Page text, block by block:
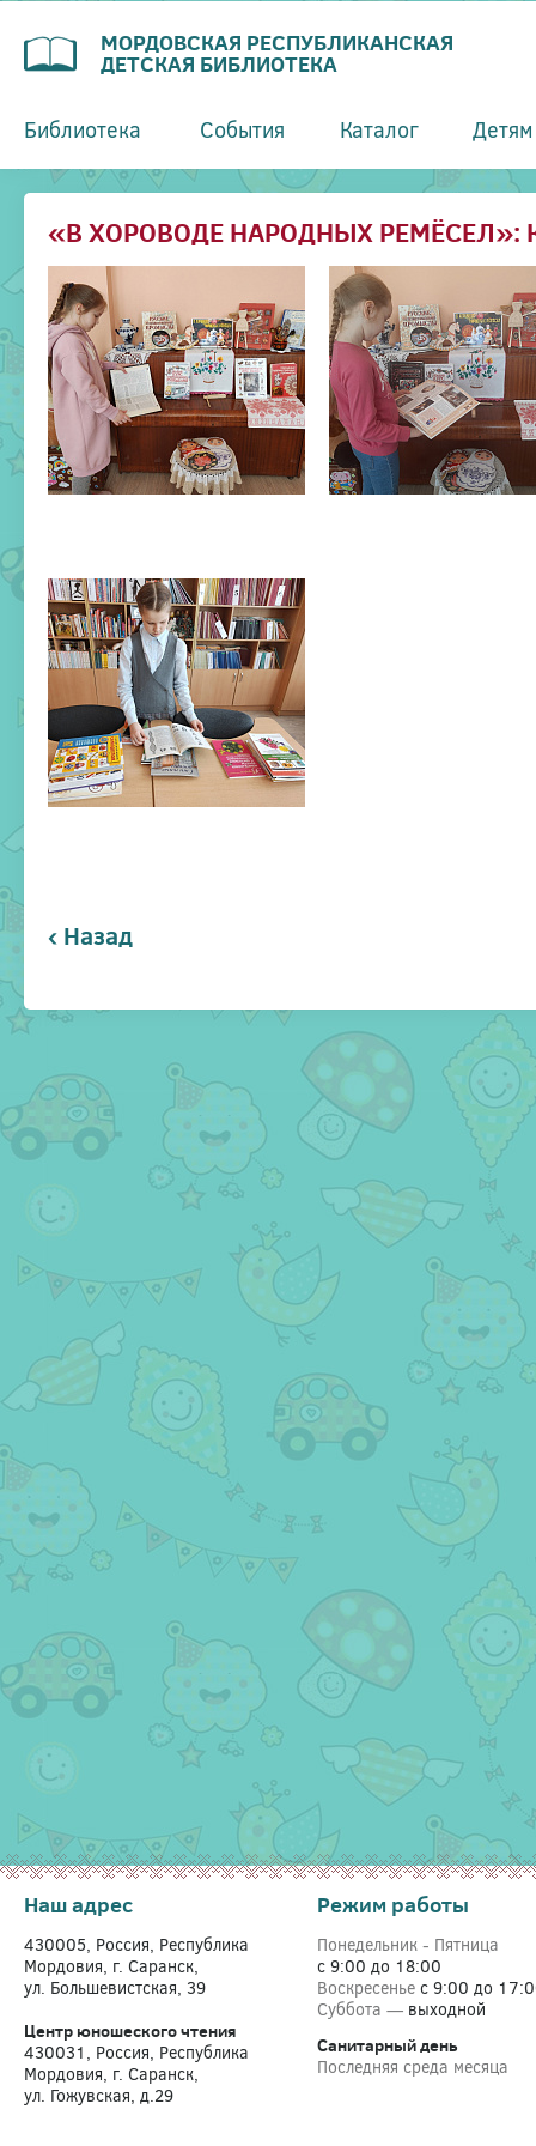
МОРДОВСКАЯ РЕСПУБЛИКАНСКАЯ
ДЕТСКАЯ БИБЛИОТЕКА
Библиотека События Каталог Детям
«В ХОРОВОДЕ НАРОДНЫХ РЕМЁСЕЛ»:
‹ Назад
Наш адрес
430005, Россия, Республика
Мордовия, г. Саранск,
ул. Большевистская, 39
Центр юношеского чтения
430031, Россия, Республика
Мордовия, г. Саранск,
ул. Гожувская, д.29
Режим работы
Понедельник - Пятница
с 9:00 до 18:00
Воскресенье с 9:00 до
Суббота — выходной
Санитарный день
Последняя среда месяца